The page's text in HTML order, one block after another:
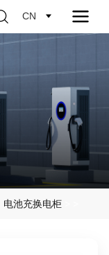
CN
电池充换电柜